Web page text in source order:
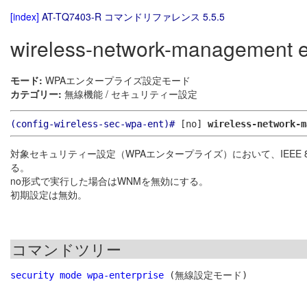
[index] AT-TQ7403-R コマンドリファレンス 5.5.5
wireless-network-management
モード: WPAエンタープライズ設定モード
カテゴリー: 無線機能 / セキュリティー設定
(config-wireless-sec-wpa-ent)#[no] wireless-network-
対象セキュリティー設定（WPAエンタープライズ）において、
る。
no形式で実行した場合はWNMを無効にする。
初期設定は無効。
コマンドツリー
security mode wpa-enterprise (無線設定モード)